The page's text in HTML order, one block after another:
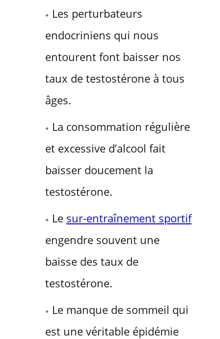
Les perturbateurs
endocriniens qui nous
entourent font baisser nos
taux de testostérone à tous
âges.
La consommation régulière
et excessive d’alcool fait
baisser doucement la
testostérone.
Le sur-entraînement sportif
engendre souvent une
baisse des taux de
testostérone.
Le manque de sommeil qui
est une véritable épidémie